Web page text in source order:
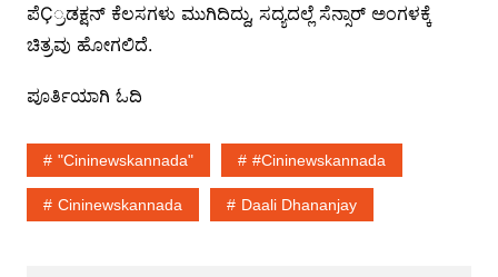
ಪೆÇ್ರಡಕ್ಷನ್ ಕೆಲಸಗಳು ಮುಗಿದಿದ್ದು, ಸದ್ಯದಲ್ಲೆ ಸೆನ್ಸಾರ್ ಅಂಗಳಕ್ಕೆ
ಚಿತ್ರವು ಹೋಗಲಿದೆ.
ಪೂರ್ತಿಯಾಗಿ ಓದಿ
"cininewskannada" #cininewskannada
Cininewskannada Daali Dhananjay